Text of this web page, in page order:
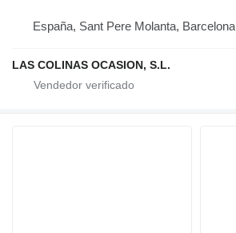
España, Sant Pere Molanta, Barcelona
LAS COLINAS OCASION, S.L.